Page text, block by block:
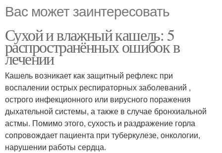
Вас может заинтересовать
Сухой и влажный кашель: 5
распространённых ошибок в
лечении
Кашель возникает как защитный рефлекс при
воспалении острых респираторных заболеваний ,
острого инфекционного или вирусного поражения
дыхательной системы, а также в случае бронхиальной
астмы. Помимо этого, сухость и раздражение горла
сопровождает пациента при туберкулезе, онкологии,
нарушении работы сердца.